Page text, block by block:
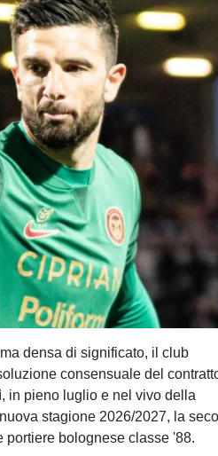
densa di significato, il club
consensuale del
in pieno luglio e nel vivo della
stagione 2026/2027, la
portiere bolognese classe '88.